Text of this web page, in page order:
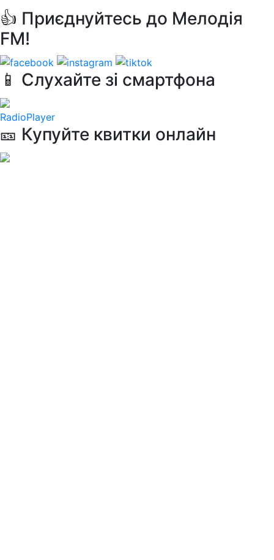
👍 Приєднуйтесь до Мелодія
FM!
📱 Слухайте зі смартфона
RadioPlayer
🎫 Купуйте квитки онлайн